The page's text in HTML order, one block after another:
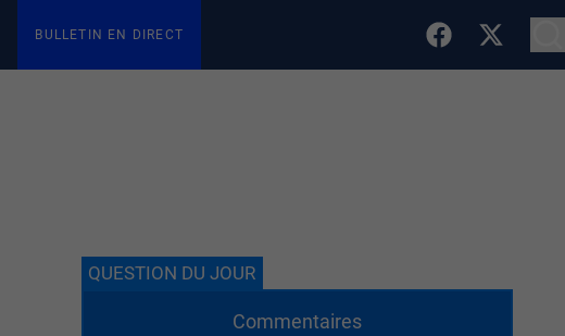
BULLETIN EN DIRECT
QUESTION DU JOUR
Commentaires